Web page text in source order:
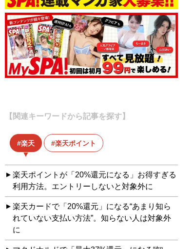
【関連キーワードから記事を探す】
楽天 楽天ポイント
楽天ポイントが「20%還元になる」お得すぎる
利用方法。エントリーしないと対象外に
楽天カードで「20%還元」になる“あまり知ら
れていない支払い方法”。知らない人は対象外
に